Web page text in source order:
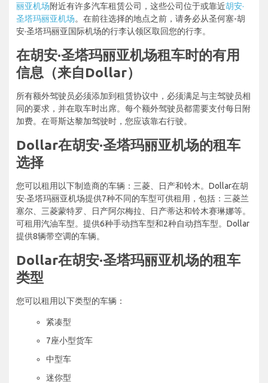
丽亚机场附近有许多汽车租赁公司，这些公司位于或靠近胡安·
圣塔玛丽亚机场。在前往选择的地点之前，请务必从圣何塞-胡
安·圣塔玛丽亚国际机场的行李认领区取回您的行李。
在胡安·圣塔玛丽亚机场租车时的有用
信息（来自Dollar）
所有额外驾驶员必须添加到租赁协议中，必须满足与主驾驶员相
同的要求，并在取车时出席。每个额外驾驶员都需要支付每日附
加费。在哥斯达黎加驾驶时，您应该靠右行驶。
Dollar在胡安·圣塔玛丽亚机场的租车
选择
您可以租用以下制造商的车辆：三菱、日产和铃木。Dollar在胡
安·圣塔玛丽亚机场提供7种不同的车型可供租用，包括：三菱兰
塞尔、三菱蒙特罗、日产阿尔梅拉、日产蒂达和铃木赛琳娜等。
可租用汽油车型。提供6种手动挡车型和2种自动挡车型。Dollar
提供8辆带空调的车辆。
Dollar在胡安·圣塔玛丽亚机场的租车
类型
您可以租用以下类型的车辆：
紧凑型
7座小型货车
中型车
迷你型